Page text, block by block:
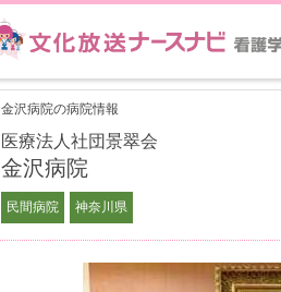
金沢病院の病院情報
医療法人社団景翠会
金沢病院
民間病院 神奈川県